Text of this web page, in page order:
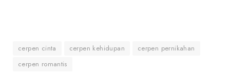
cerpen cinta cerpen kehidupan
cerpen pernikahan
cerpen romantis